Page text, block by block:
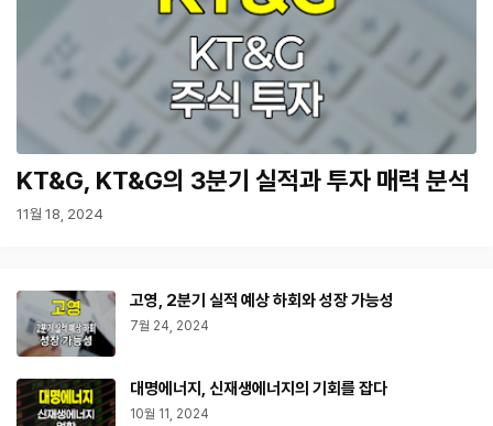
KT&G, KT&G의 3분기 실적과 투자 매력 분석
11월 18, 2024
고영, 2분기 실적 예상 하회와 성장 가능성
7월 24, 2024
대명에너지, 신재생에너지의 기회를 잡다
10월 11, 2024